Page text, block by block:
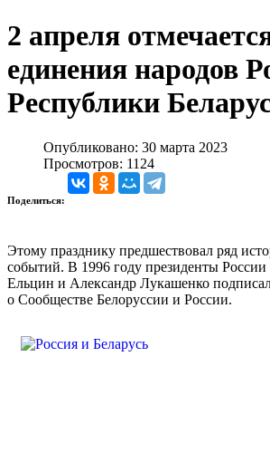
2 апреля
единения народов
Республики
Опубликовано: 30 марта 2023
Просмотров: 1124
Поделиться:
Этому празднику предшествовал ряд
событий. В 1996 году президенты
Ельцин и Александр Лукашенко
о Сообществе Белоруссии и России.